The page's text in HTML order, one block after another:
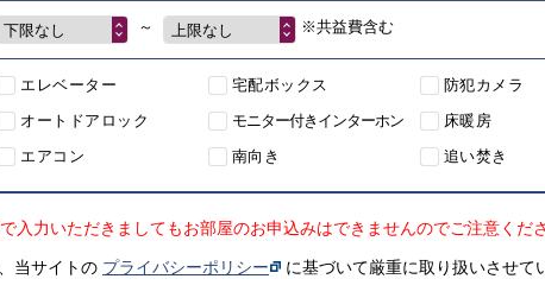
下限なし ～ 上限なし ※共益費含む
エレベーター 宅配ボックス 防犯カメラ
オートドアロック
モニター付きインターホン 床暖房
エアコン
南向き 追い焚き
力いただきましてもお部屋のお申込みはできませんのでご注意くださ
当サイトの プライバシーポリシー に基づいて厳重に取り扱いさせて